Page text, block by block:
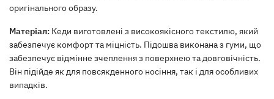
оригінального образу.
Матеріал: Кеди виготовлені з високоякісного текстилю, який
забезпечує комфорт та міцність. Підошва виконана з гуми, що
забезпечує відмінне зчеплення з поверхнею та довговічність.
Він підійде як для повсякденного носіння, так і для особливих
випадків.